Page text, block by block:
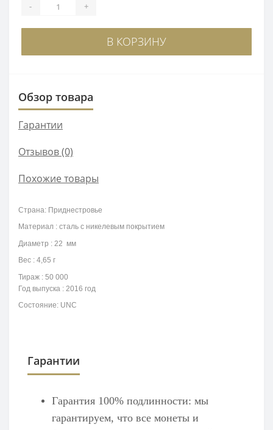
- +
В КОРЗИНУ
Обзор товара
Гарантии
Отзывов (0)
Похожие товары
Страна: Приднестровье
Материал : сталь с никелевым покрытием
Диаметр : 22 мм
Вес : 4,65 г
Тираж : 50 000
Год выпуска : 2016 год
Состояние: UNC
Гарантии
Гарантия 100% подлинности: мы
гарантируем, что все монеты и